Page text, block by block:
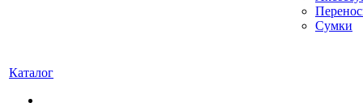
Сумки
Каталог